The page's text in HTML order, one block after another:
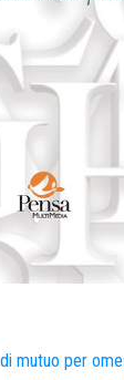
mutuo per